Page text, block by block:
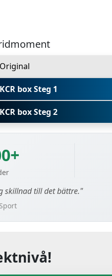
Original
KCR box Steg 1
KCR box Steg 2
skillnad till det bättre."